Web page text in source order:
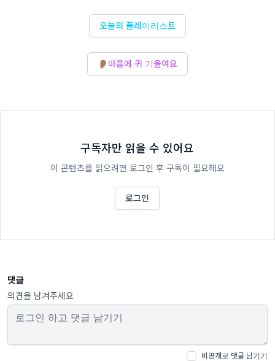
오늘의 플레이리스트
👂🏽마음에 귀 기울여요
구독자만 읽을 수 있어요
이 콘텐츠를 읽으려면 로그인 후 구독이 필요해요
로그인
댓글
의견을 남겨주세요
비공개로 댓글 남기기